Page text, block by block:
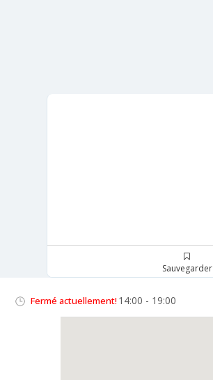
Sauvegarder
Fermé actuellement! 14:00 - 19:00